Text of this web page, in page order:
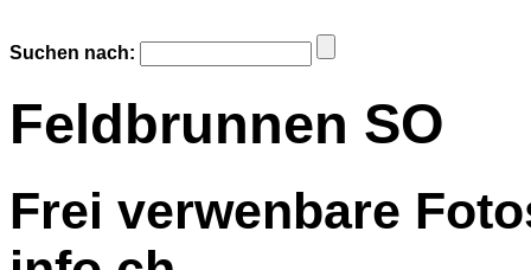
Suchen nach:
Feldbrunnen SO
Frei verwenbare